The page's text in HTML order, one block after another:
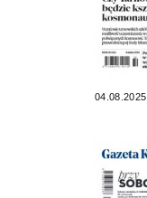
04.08.2025